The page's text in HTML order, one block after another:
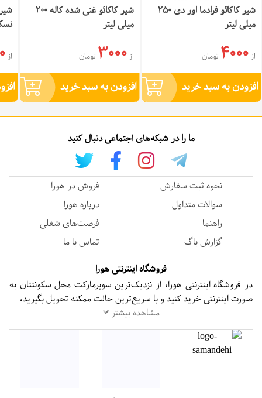
شیر کاکائو فرادما اور دی 250
میلی لیتر
از4000 تومان
افزودن به سبد خرید
شیر کاکائو غنی شده کاله 200
میلی لیتر
از3000 تومان
افزودن به سبد خرید
از
ما را در شبکه‌های اجتماعی دنبال کنید
نحوه ثبت سفارش
سوالات متداول
راهنما
گزارش باگ
فروش در هورا
درباره هورا
فرصت‌های شغلی
تماس با ما
فروشگاه اینترنتی هورا
در فروشگاه اینترنتی هورا، از نزدیک‌ترین سوپرمارکت محل سکونتتان به
صورت اینترنتی خرید کنید و با سریع‌ترین حالت ممکنه تحویل بگیرید،
مشاهده بیشتر